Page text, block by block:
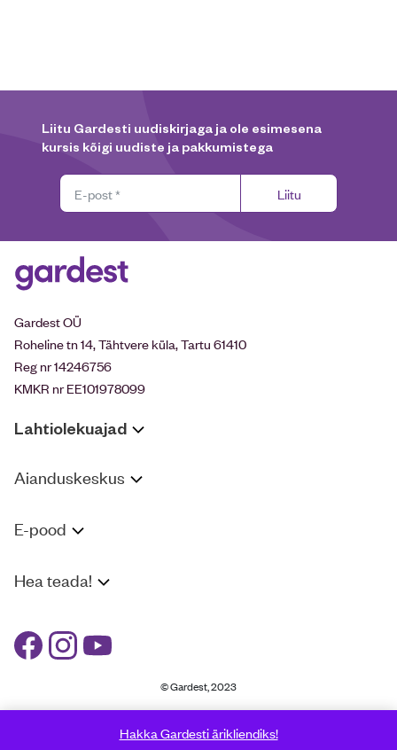
Liitu Gardesti uudiskirjaga ja ole esimesena
kursis kõigi uudiste ja pakkumistega
Liitu
Gardest OÜ
Roheline tn 14, Tähtvere küla, Tartu 61410
Reg nr 14246756
KMKR nr EE101978099
Lahtiolekuajad
Aianduskeskus
E-pood
Hea teada!
© Gardest, 2023
Hakka Gardesti ärikliendiks!